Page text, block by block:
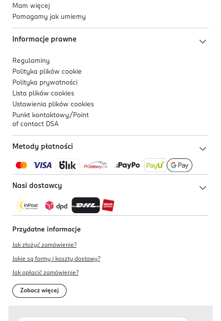
Mam więcej
Pomagamy jak umiemy
Informacje prawne
Regulaminy
Polityka plików cookie
Polityka prywatności
Lista plików cookies
Ustawienia plików cookies
Punkt kontaktowy/ Point
of contact DSA
Metody płatności
Nasi dostawcy
Przydatne informacje
Jak złożyć zamówienie?
Jakie są formy i koszty dostawy?
Jak opłacić zamówienie?
Zobacz więcej